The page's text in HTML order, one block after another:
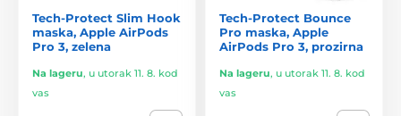
Tech-Protect Slim Hook
maska, Apple AirPods
Pro 3, zelena
Na lageru, u utorak 11. 8. kod
vas
Tech-Protect Bounce
Pro maska, Apple
AirPods Pro 3, prozirna
Na lageru, u utorak 11. 8. kod
vas